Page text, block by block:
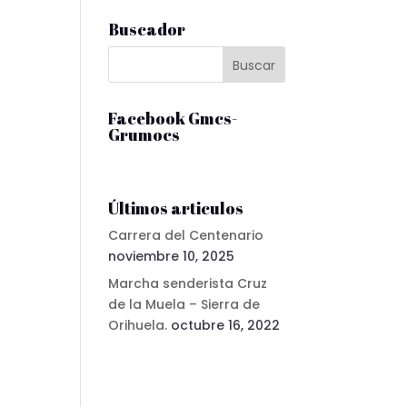
Buscador
Facebook Gmcs-
Grumocs
Últimos articulos
Carrera del Centenario
noviembre 10, 2025
Marcha senderista Cruz
de la Muela – Sierra de
Orihuela. octubre 16, 2022